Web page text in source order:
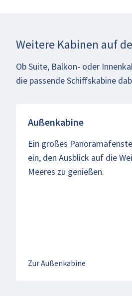
Weitere Kabinen auf
Ob Suite, Balkon- oder
die passende Schiffskabine
Außenkabine
Ein großes
ein, den Ausblick auf die
Meeres zu genießen.
Zur Außenkabine